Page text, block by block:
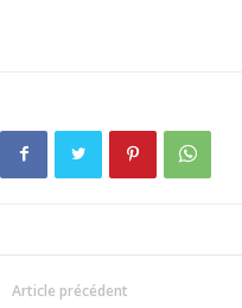
Article précédent